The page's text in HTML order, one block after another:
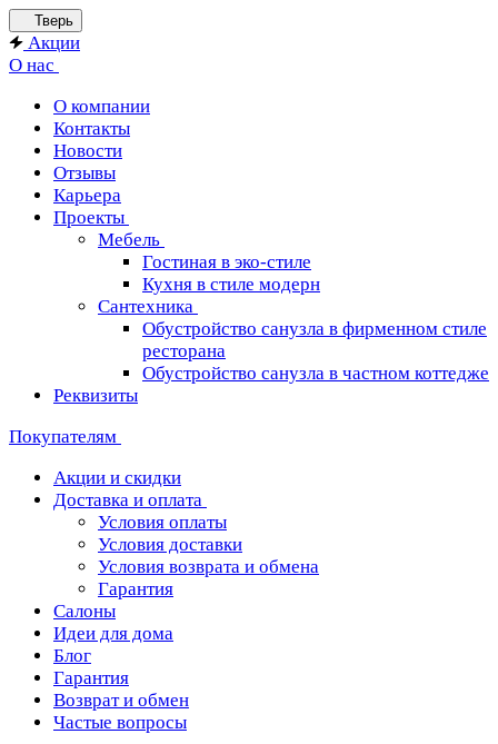
Тверь
Акции
О нас
О компании
Контакты
Новости
Отзывы
Карьера
Проекты
Мебель
Гостиная в эко-стиле
Кухня в стиле модерн
Сантехника
Обустройство санузла в фирменном стиле
ресторана
Обустройство санузла в частном коттедже
Реквизиты
Покупателям
Акции и скидки
Доставка и оплата
Условия оплаты
Условия доставки
Условия возврата и обмена
Гарантия
Салоны
Идеи для дома
Блог
Гарантия
Возврат и обмен
Частые вопросы